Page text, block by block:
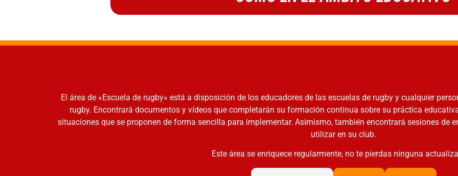
El área de «Escuela de rugby» está a disposición de los educadores de las escuelas de rugby y cualquier
rugby. Encontrará documentos y vídeos que completarán su formación continua sobre su práctica
situaciones que se proponen de forma sencilla para implementar. Asimismo, también encontrará sesiones de
utilizar en su club.
Este área se enriquece regularmente, no te pierdas ninguna